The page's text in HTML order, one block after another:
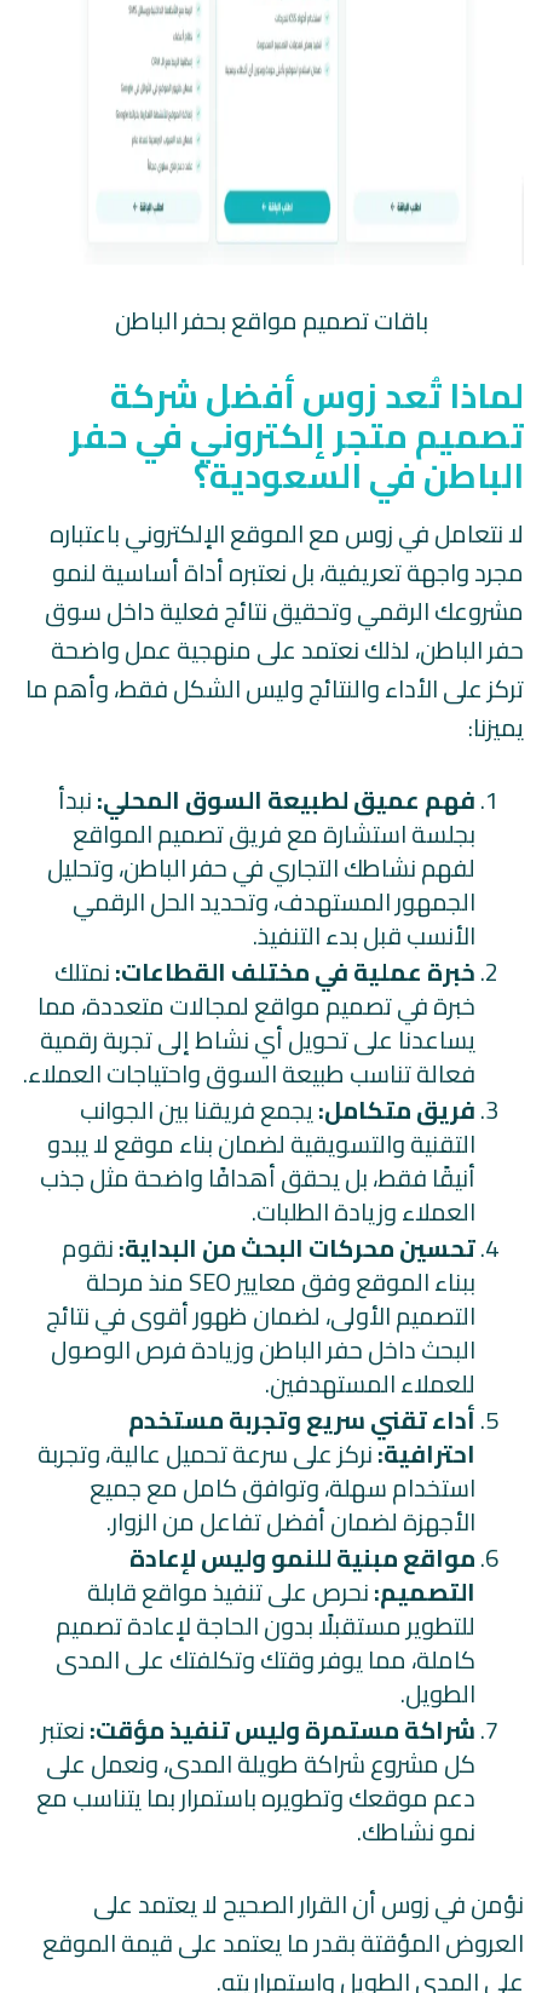
باقات تصميم مواقع بحفر الباطن
لماذا تُعد زوس أفضل شركة
تصميم متجر إلكتروني في حفر
الباطن في السعودية؟
لا نتعامل في زوس مع الموقع الإلكتروني باعتباره
مجرد واجهة تعريفية، بل نعتبره أداة أساسية لنمو
مشروعك الرقمي وتحقيق نتائج فعلية داخل سوق
حفر الباطن، لذلك نعتمد على منهجية عمل واضحة
تركز على الأداء والنتائج وليس الشكل فقط، وأهم ما
يميزنا:
فهم عميق لطبيعة السوق المحلي:نبدأ
بجلسة استشارة مع فريق تصميم المواقع
لفهم نشاطك التجاري في حفر الباطن، وتحليل
الجمهور المستهدف، وتحديد الحل الرقمي
الأنسب قبل بدء التنفيذ.
خبرة عملية في مختلف القطاعات:نمتلك
خبرة في تصميم مواقع لمجالات متعددة، مما
يساعدنا على تحويل أي نشاط إلى تجربة رقمية
فعالة تناسب طبيعة السوق واحتياجات العملاء.
فريق متكامل:يجمع فريقنا بين الجوانب
التقنية والتسويقية لضمان بناء موقع لا يبدو
أنيقًا فقط، بل يحقق أهدافًا واضحة مثل جذب
العملاء وزيادة الطلبات.
تحسين محركات البحث من البداية:نقوم
ببناء الموقع وفق معايير SEO منذ مرحلة
التصميم الأولى، لضمان ظهور أقوى في نتائج
البحث داخل حفر الباطن وزيادة فرص الوصول
للعملاء المستهدفين.
أداء تقني سريع وتجربة مستخدم
احترافية:نركز على سرعة تحميل عالية، وتجربة
استخدام سهلة، وتوافق كامل مع جميع
الأجهزة لضمان أفضل تفاعل من الزوار.
مواقع مبنية للنمو وليس لإعادة
التصميم:نحرص على تنفيذ مواقع قابلة
للتطوير مستقبلًا بدون الحاجة لإعادة تصميم
كاملة، مما يوفر وقتك وتكلفتك على المدى
الطويل.
شراكة مستمرة وليس تنفيذ مؤقت:نعتبر
كل مشروع شراكة طويلة المدى، ونعمل على
دعم موقعك وتطويره باستمرار بما يتناسب مع
نمو نشاطك.
نؤمن في زوس أن القرار الصحيح لا يعتمد على
العروض المؤقتة بقدر ما يعتمد على قيمة الموقع
على المدى الطويل واستمراريته.